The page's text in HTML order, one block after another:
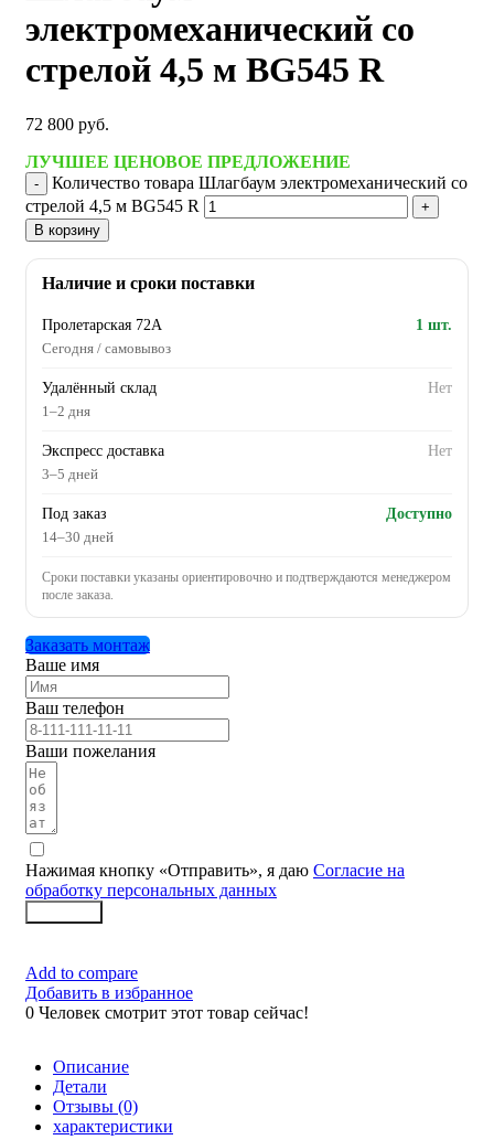
электромеханический со
стрелой 4,5 м BG545 R
72 800 руб.
ЛУЧШЕЕ ЦЕНОВОЕ ПРЕДЛОЖЕНИЕ
Количество товара Шлагбаум электромеханический со
стрелой 4,5 м BG545 R
В корзину
Наличие и сроки поставки
Пролетарская 72А
1 шт.
Сегодня / самовывоз
Удалённый склад
Нет
1–2 дня
Экспресс доставка
Нет
3–5 дней
Под заказ
Доступно
14–30 дней
Сроки поставки указаны ориентировочно и подтверждаются менеджером
после заказа.
Заказать монтаж
Ваше имя
Ваш телефон
Ваши пожелания
Нажимая кнопку «Отправить», я даю Согласие на
обработку персональных данных
Add to compare
Добавить в избранное
0 Человек смотрит этот товар сейчас!
Описание
Детали
Отзывы (0)
характеристики